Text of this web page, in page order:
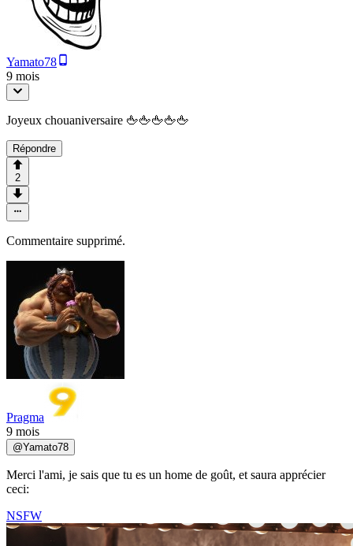
Yamato78
9 mois
Joyeux chouaniversaire 🖕🖕🖕🖕🖕
Répondre
2
Commentaire supprimé.
Pragma
9 mois
@Yamato78
Merci l'ami, je sais que tu es un home de goût, et saura apprécier
ceci:
NSFW